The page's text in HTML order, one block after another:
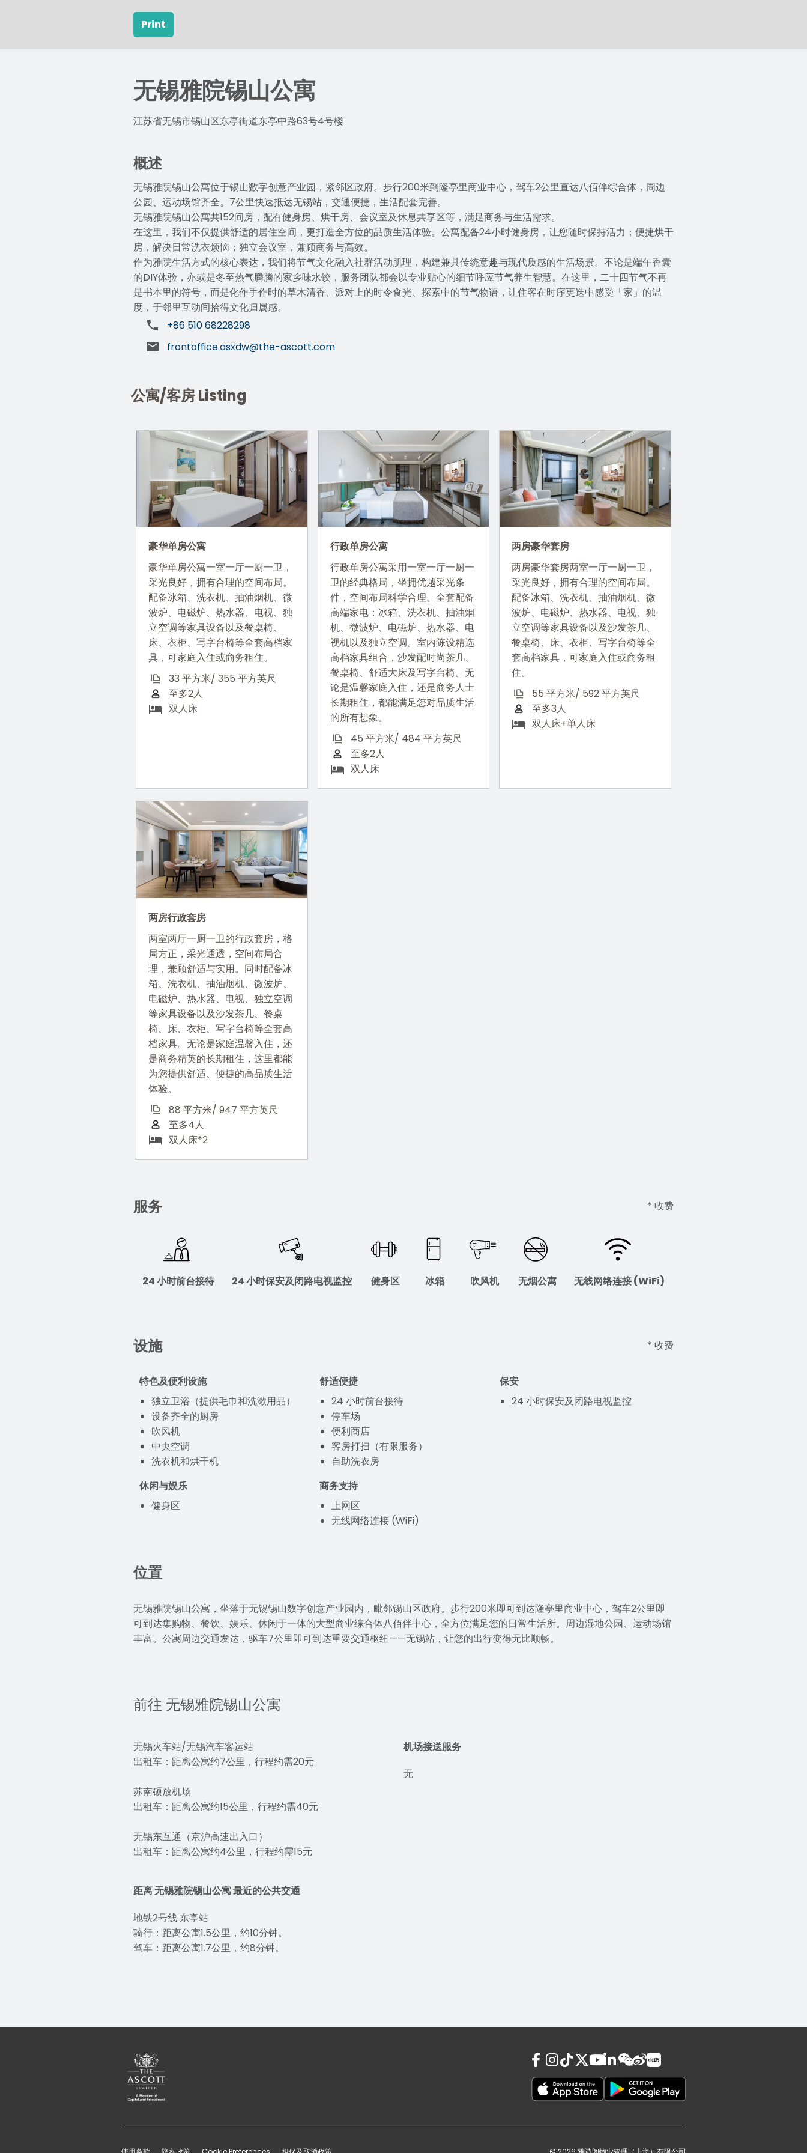
Print
无锡雅院锡山公寓
江苏省无锡市锡山区东亭街道东亭中路63号4号楼
概述
无锡雅院锡山公寓位于锡山数字创意产业园，紧邻区政府。步行200米到隆亭里商业中心，驾车2公里直达八佰伴综合体，周边
公园、运动场馆齐全。7公里快速抵达无锡站，交通便捷，生活配套完善。
无锡雅院锡山公寓共152间房，配有健身房、烘干房、会议室及休息共享区等，满足商务与生活需求。
在这里，我们不仅提供舒适的居住空间，更打造全方位的品质生活体验。公寓配备24小时健身房，让您随时保持活力；便捷烘干
房，解决日常洗衣烦恼；独立会议室，兼顾商务与高效。
作为雅院生活方式的核心表达，我们将节气文化融入社群活动肌理，构建兼具传统意趣与现代质感的生活场景。不论是端午香囊
的DIY体验，亦或是冬至热气腾腾的家乡味水饺，服务团队都会以专业贴心的细节呼应节气养生智慧。在这里，二十四节气不再
是书本里的符号，而是化作手作时的草木清香、派对上的时令食光、探索中的节气物语，让住客在时序更迭中感受「家」的温
度，于邻里互动间拾得文化归属感。
+86 510 68228298
frontoffice.asxdw@the-ascott.com
公寓/客房 Listing
豪华单房公寓
豪华单房公寓一室一厅一厨一卫，
采光良好，拥有合理的空间布局。
配备冰箱、洗衣机、抽油烟机、微
波炉、电磁炉、热水器、电视、独
立空调等家具设备以及餐桌椅、
床、衣柜、写字台椅等全套高档家
具，可家庭入住或商务租住。
33 平方米/ 355 平方英尺
至多2人
双人床
行政单房公寓
行政单房公寓采用一室一厅一厨一
卫的经典格局，坐拥优越采光条
件，空间布局科学合理。全套配备
高端家电：冰箱、洗衣机、抽油烟
机、微波炉、电磁炉、热水器、电
视机以及独立空调。室内陈设精选
高档家具组合，沙发配时尚茶几、
餐桌椅、舒适大床及写字台椅。无
论是温馨家庭入住，还是商务人士
长期租住，都能满足您对品质生活
的所有想象。
45 平方米/ 484 平方英尺
至多2人
双人床
两房豪华套房
两房豪华套房两室一厅一厨一卫，
采光良好，拥有合理的空间布局。
配备冰箱、洗衣机、抽油烟机、微
波炉、电磁炉、热水器、电视、独
立空调等家具设备以及沙发茶几、
餐桌椅、床、衣柜、写字台椅等全
套高档家具，可家庭入住或商务租
住。
55 平方米/ 592 平方英尺
至多3人
双人床+单人床
两房行政套房
两室两厅一厨一卫的行政套房，格
局方正，采光通透，空间布局合
理，兼顾舒适与实用。同时配备冰
箱、洗衣机、抽油烟机、微波炉、
电磁炉、热水器、电视、独立空调
等家具设备以及沙发茶几、餐桌
椅、床、衣柜、写字台椅等全套高
档家具。无论是家庭温馨入住，还
是商务精英的长期租住，这里都能
为您提供舒适、便捷的高品质生活
体验。
88 平方米/ 947 平方英尺
至多4人
双人床*2
服务 * 收费
24 小时前台接待 24 小时保安及闭路电视监控 健身区 冰箱 吹风机 无烟公寓 无线网络连接 (WiFi)
设施 * 收费
特色及便利设施
独立卫浴（提供毛巾和洗漱用品）
设备齐全的厨房
吹风机
中央空调
洗衣机和烘干机
休闲与娱乐
健身区
舒适便捷
24 小时前台接待
停车场
便利商店
客房打扫（有限服务）
自助洗衣房
商务支持
上网区
无线网络连接 (WiFi)
保安
24 小时保安及闭路电视监控
位置
无锡雅院锡山公寓，坐落于无锡锡山数字创意产业园内，毗邻锡山区政府。步行200米即可到达隆亭里商业中心，驾车2公里即
可到达集购物、餐饮、娱乐、休闲于一体的大型商业综合体八佰伴中心，全方位满足您的日常生活所。周边湿地公园、运动场馆
丰富。公寓周边交通发达，驱车7公里即可到达重要交通枢纽——无锡站，让您的出行变得无比顺畅。
前往 无锡雅院锡山公寓
无锡火车站/无锡汽车客运站
出租车：距离公寓约7公里，行程约需20元
苏南硕放机场
出租车：距离公寓约15公里，行程约需40元
无锡东互通（京沪高速出入口）
出租车：距离公寓约4公里，行程约需15元
机场接送服务
无
距离 无锡雅院锡山公寓 最近的公共交通
地铁2号线 东亭站
骑行：距离公寓1.5公里，约10分钟。
驾车：距离公寓1.7公里，约8分钟。